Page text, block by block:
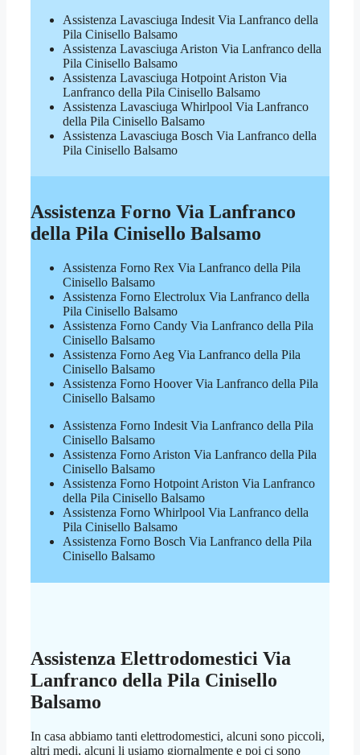
Assistenza Lavasciuga Indesit Via Lanfranco della
Pila Cinisello Balsamo
Assistenza Lavasciuga Ariston Via Lanfranco della
Pila Cinisello Balsamo
Assistenza Lavasciuga Hotpoint Ariston Via
Lanfranco della Pila Cinisello Balsamo
Assistenza Lavasciuga Whirlpool Via Lanfranco
della Pila Cinisello Balsamo
Assistenza Lavasciuga Bosch Via Lanfranco della
Pila Cinisello Balsamo
Assistenza Forno Via Lanfranco
della Pila Cinisello Balsamo
Assistenza Forno Rex Via Lanfranco della Pila
Cinisello Balsamo
Assistenza Forno Electrolux Via Lanfranco della
Pila Cinisello Balsamo
Assistenza Forno Candy Via Lanfranco della Pila
Cinisello Balsamo
Assistenza Forno Aeg Via Lanfranco della Pila
Cinisello Balsamo
Assistenza Forno Hoover Via Lanfranco della Pila
Cinisello Balsamo
Assistenza Forno Indesit Via Lanfranco della Pila
Cinisello Balsamo
Assistenza Forno Ariston Via Lanfranco della Pila
Cinisello Balsamo
Assistenza Forno Hotpoint Ariston Via Lanfranco
della Pila Cinisello Balsamo
Assistenza Forno Whirlpool Via Lanfranco della
Pila Cinisello Balsamo
Assistenza Forno Bosch Via Lanfranco della Pila
Cinisello Balsamo
Assistenza Elettrodomestici Via
Lanfranco della Pila Cinisello
Balsamo
In casa abbiamo tanti elettrodomestici, alcuni sono piccoli,
altri medi, alcuni li usiamo giornalmente e poi ci sono